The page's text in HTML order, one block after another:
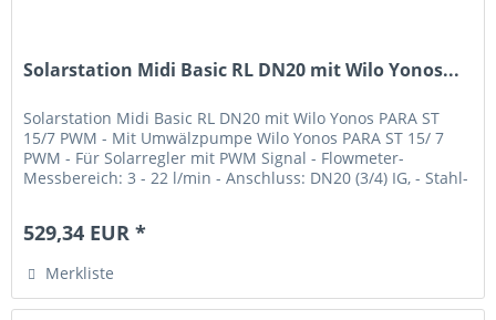
Solarstation Midi Basic RL DN20 mit Wilo Yonos...
Solarstation Midi Basic RL DN20 mit Wilo Yonos PARA ST
15/7 PWM - Mit Umwälzpumpe Wilo Yonos PARA ST 15/ 7
PWM - Für Solarregler mit PWM Signal - Flowmeter-
Messbereich: 3 - 22 l/min - Anschluss: DN20 (3/4) IG, - Stahl-
529,34 EUR *
Merkliste